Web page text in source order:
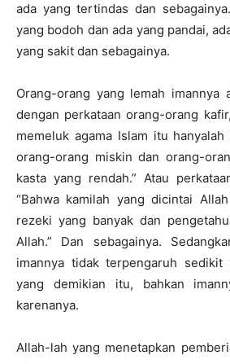
ada yang tertindas dan
yang bodoh dan ada yang pandai,
yang sakit dan sebagainya.
Orang-orang yang lemah imannya
dengan perkataan orang-orang
memeluk agama Islam itu
orang-orang miskin dan orang-
kasta yang rendah.” Atau
“Bahwa kamilah yang dicintai
rezeki yang banyak dan
Allah.” Dan sebagainya.
imannya tidak terpengaruh sedikit
yang demikian itu, bahkan
karenanya.
Allah-lah yang menetapkan